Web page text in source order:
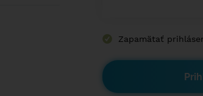
Zapamätať